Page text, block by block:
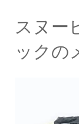
スヌー
ックの